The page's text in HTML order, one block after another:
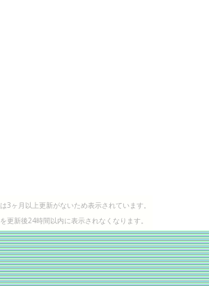
3ヶ月以上更新がないため表示されています。
更新後24時間以内に表示されなくなります。